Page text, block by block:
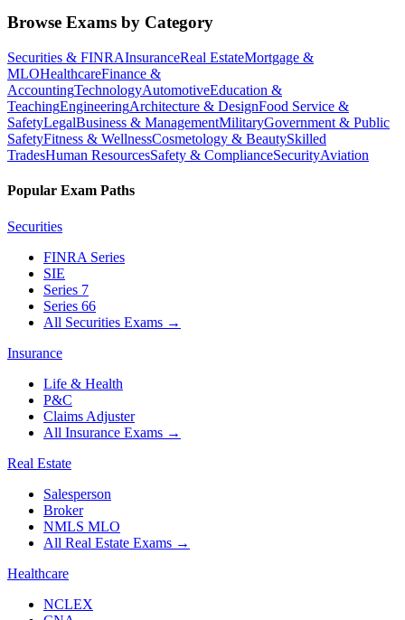
Browse Exams by Category
Securities & FINRAInsuranceReal EstateMortgage &
MLOHealthcareFinance &
AccountingTechnologyAutomotiveEducation &
TeachingEngineeringArchitecture & DesignFood Service &
SafetyLegalBusiness & ManagementMilitaryGovernment & Public
SafetyFitness & WellnessCosmetology & BeautySkilled
TradesHuman ResourcesSafety & ComplianceSecurityAviation
Popular Exam Paths
Securities
FINRA Series
SIE
Series 7
Series 66
All Securities Exams →
Insurance
Life & Health
P&C
Claims Adjuster
All Insurance Exams →
Real Estate
Salesperson
Broker
NMLS MLO
All Real Estate Exams →
Healthcare
NCLEX